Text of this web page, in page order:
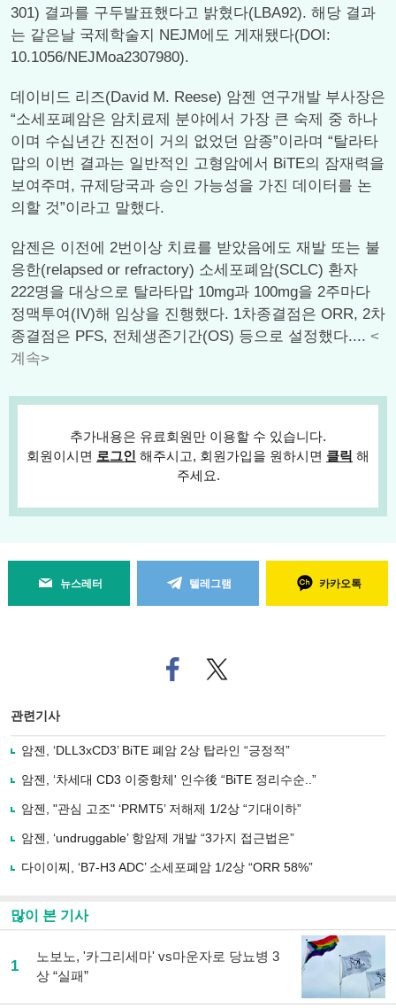
301) 결과를 구두발표했다고 밝혔다(LBA92). 해당 결과
는 같은날 국제학술지 NEJM에도 게재됐다(DOI:
10.1056/NEJMoa2307980).
데이비드 리즈(David M. Reese) 암젠 연구개발 부사장은
“소세포폐암은 암치료제 분야에서 가장 큰 숙제 중 하나
이며 수십년간 진전이 거의 없었던 암종”이라며 “탈라타
맙의 이번 결과는 일반적인 고형암에서 BiTE의 잠재력을
보여주며, 규제당국과 승인 가능성을 가진 데이터를 논
의할 것”이라고 말했다.
암젠은 이전에 2번이상 치료를 받았음에도 재발 또는 불
응한(relapsed or refractory) 소세포폐암(SCLC) 환자
222명을 대상으로 탈라타맙 10mg과 100mg을 2주마다
정맥투여(IV)해 임상을 진행했다. 1차종결점은 ORR, 2차
종결점은 PFS, 전체생존기간(OS) 등으로 설정했다.... <
계속>
추가내용은 유료회원만 이용할 수 있습니다.
회원이시면 로그인 해주시고, 회원가입을 원하시면 클릭 해
주세요.
뉴스레터 텔레그램 카카오톡
페
이
로
기
사
유
기
트위
터로
관련기사
암젠, ‘DLL3xCD3’ BiTE 폐암 2상 탑라인 “긍정적”
암젠, ‘차세대 CD3 이중항체' 인수後 “BiTE 정리수순..”
암젠, "관심 고조" ‘PRMT5’ 저해제 1/2상 “기대이하”
암젠, ‘undruggable’ 항암제 개발 “3가지 접근법은”
다이이찌, ‘B7-H3 ADC’ 소세포폐암 1/2상 “ORR 58%”
많이 본 기사
1
노보노, '카그리세마' vs마운자로 당뇨병 3
상 “실패”